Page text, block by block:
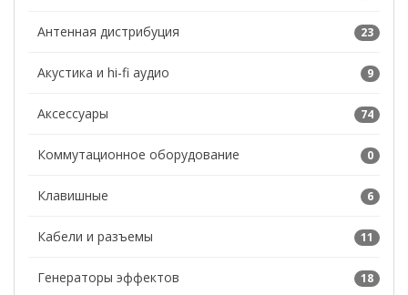
Антенная дистрибуция 23
Акустика и hi-fi аудио 9
Аксессуары 74
Коммутационное оборудование 0
Клавишные 6
Кабели и разъемы 11
Генераторы эффектов 18